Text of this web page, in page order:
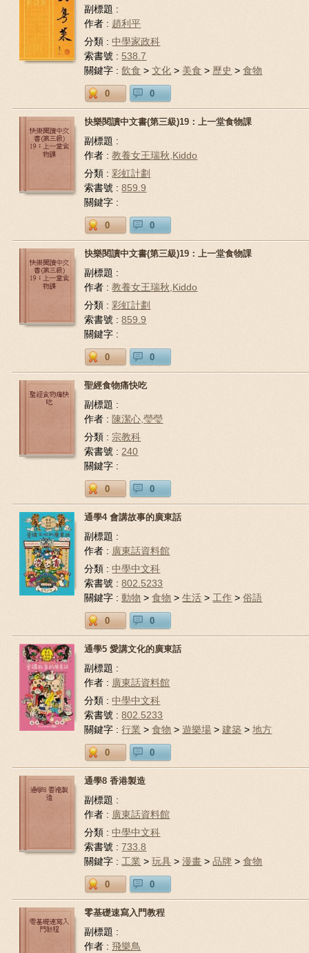
副標題 :
作者 : 趙利平
分類 :中學家政科
索書號 : 538.7
關鍵字 :飲食 >文化 > 美食 > 歷史 >食物
0 0
快樂閱讀中文書(第三級)19：上一堂食物課
副標題 :
作者 :教養女王瑞秋,Kiddo
分類 :彩虹計劃
索書號 :859.9
關鍵字 :
0 0
快樂閱讀中文書(第三級)19：上一堂食物課
副標題 :
作者 :教養女王瑞秋,Kiddo
分類 :彩虹計劃
索書號 :859.9
關鍵字 :
0 0
聖經食物痛快吃
副標題 :
作者 : 陳潔心,瑩瑩
分類 : 宗教科
索書號 : 240
關鍵字 :
0 0
通學4 會講故事的廣東話
副標題 :
作者 : 廣東話資料館
分類 :中學中文科
索書號 :802.5233
關鍵字 :動物 >食物 >生活 > 工作 >俗語
0 0
通學5 愛講文化的廣東話
副標題 :
作者 : 廣東話資料館
分類 :中學中文科
索書號 :802.5233
關鍵字 :行業 >食物 >遊樂場 >建築 >地方
0 0
通學8 香港製造
副標題 :
作者 : 廣東話資料館
分類 :中學中文科
索書號 :733.8
關鍵字 : 工業 >玩具 >漫畫 >品牌 >食物
0 0
零基礎速寫入門教程
副標題 :
作者 :飛樂鳥